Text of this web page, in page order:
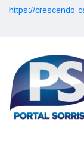
https://crescendo-